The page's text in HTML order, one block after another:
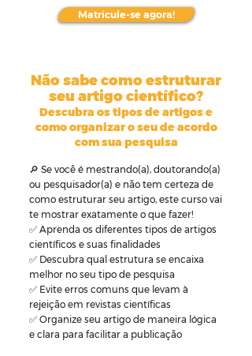
Matricule-se agora!
Não sabe como estruturar
seu artigo científico?
Descubra os tipos de artigos e
como organizar o seu de acordo
com sua pesquisa
🔎 Se você é mestrando(a), doutorando(a)
ou pesquisador(a) e não tem certeza de
como estruturar seu artigo, este curso vai
te mostrar exatamente o que fazer!
✅ Aprenda os diferentes tipos de artigos
científicos e suas finalidades
✅ Descubra qual estrutura se encaixa
melhor no seu tipo de pesquisa
✅ Evite erros comuns que levam à
rejeição em revistas científicas
✅ Organize seu artigo de maneira lógica
e clara para facilitar a publicação